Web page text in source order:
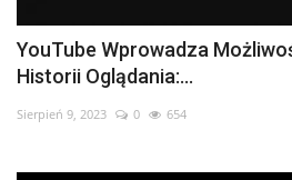
YouTube Wprowadza
Historii Oglądania:...
Sierpień 9, 2023 0 654